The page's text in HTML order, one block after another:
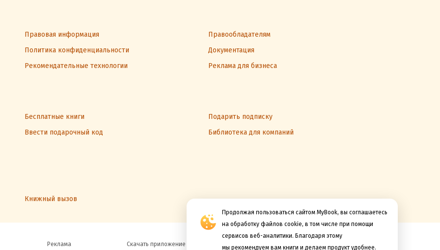
Продолжая пользоваться сайтом MyBook, вы соглашаетесь
на обработку файлов cookie, в том числе при помощи
сервисов веб-аналитики. Благодаря этому
мы рекомендуем вам книги и делаем продукт удобнее.
Правовая информация
Правообладателям
Политика конфиденциальности
Документация
Рекомендательные технологии Реклама для бизнеса
Бесплатные книги
Подарить подписку
Ввести подарочный код
Библиотека для компаний
Книжный вызов
Реклама Скачать приложение